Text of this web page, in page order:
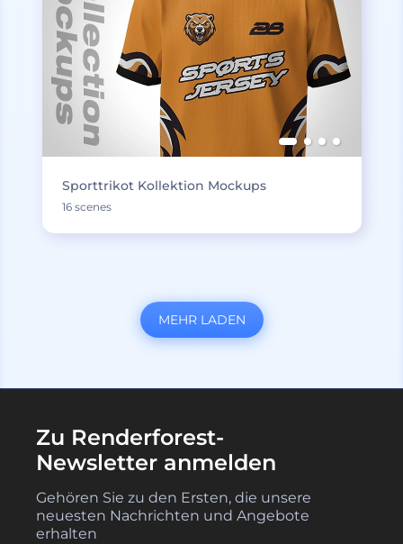
Sporttrikot Kollektion Mockups
16 scenes
MEHR LADEN
Zu Renderforest-
Newsletter anmelden
Gehören Sie zu den Ersten, die unsere
neuesten Nachrichten und Angebote
erhalten